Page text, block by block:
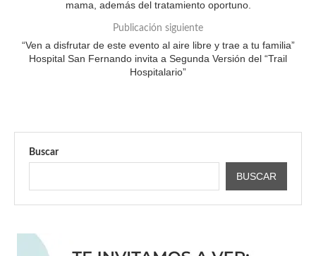
mama, además del tratamiento oportuno.
Publicación siguiente
“Ven a disfrutar de este evento al aire libre y trae a tu familia”
Hospital San Fernando invita a Segunda Versión del “Trail
Hospitalario”
Buscar
BUSCAR